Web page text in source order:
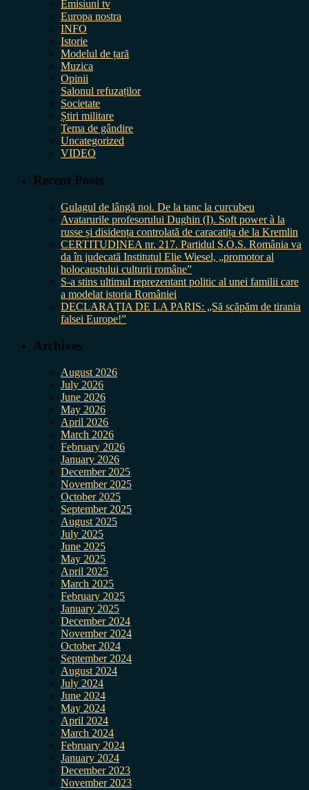
Emisiuni tv
Europa nostra
INFO
Istorie
Modelul de țară
Muzica
Opinii
Salonul refuzaților
Societate
Știri militare
Tema de gândire
Uncategorized
VIDEO
Recent Posts
Gulagul de lângă noi. De la tanc la curcubeu
Avatarurile profesorului Dughin (I). Soft power à la
russe și disidența controlată de caracatița de la Kremlin
CERTITUDINEA nr. 217. Partidul S.O.S. România va
da în judecată Institutul Elie Wiesel, „promotor al
holocaustului culturii române”
S-a stins ultimul reprezentant politic al unei familii care
a modelat istoria României
DECLARAȚIA DE LA PARIS: „Să scăpăm de tirania
falsei Europe!”
Archives
August 2026
July 2026
June 2026
May 2026
April 2026
March 2026
February 2026
January 2026
December 2025
November 2025
October 2025
September 2025
August 2025
July 2025
June 2025
May 2025
April 2025
March 2025
February 2025
January 2025
December 2024
November 2024
October 2024
September 2024
August 2024
July 2024
June 2024
May 2024
April 2024
March 2024
February 2024
January 2024
December 2023
November 2023